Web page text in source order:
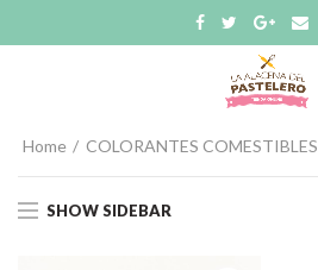
Home COLORANTES COMESTIBLES
SHOW SIDEBAR